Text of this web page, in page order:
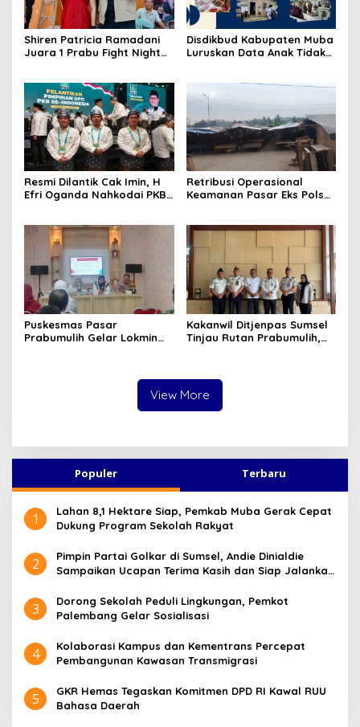
Shiren Patricia Ramadani
Juara 1 Prabu Fight Night
Disdikbud Kabupaten Muba
Luruskan Data Anak Tidak
Resmi Dilantik Cak Imin, H
Efri Oganda Nahkodai PKB
Aspirasi Rakyat
Retribusi Operasional
Keamanan Pasar Eks Polsek
Tempuh Jalur Hukum
Puskesmas Pasar
Prabumulih Gelar Lokmin
Kakanwil Ditjenpas Sumsel
Tinjau Rutan Prabumulih,
View More
Populer Terbaru
1
Lahan 8,1 Hektare Siap, Pemkab Muba Gerak Cepat
Dukung Program Sekolah Rakyat
2
Pimpin Partai Golkar di Sumsel, Andie Dinialdie
Sampaikan Ucapan Terima Kasih dan Siap Jalankan
3
Dorong Sekolah Peduli Lingkungan, Pemkot
Palembang Gelar Sosialisasi
4
Kolaborasi Kampus dan Kementrans Percepat
Pembangunan Kawasan Transmigrasi
5
GKR Hemas Tegaskan Komitmen DPD RI Kawal RUU
Bahasa Daerah